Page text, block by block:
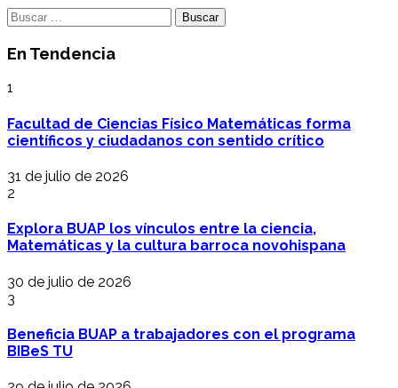
Buscar:
En Tendencia
1
Facultad de Ciencias Físico Matemáticas forma
científicos y ciudadanos con sentido crítico
31 de julio de 2026
2
Explora BUAP los vínculos entre la ciencia,
Matemáticas y la cultura barroca novohispana
30 de julio de 2026
3
Beneficia BUAP a trabajadores con el programa
BIBeS TU